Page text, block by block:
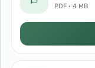
PDF · 4 MB